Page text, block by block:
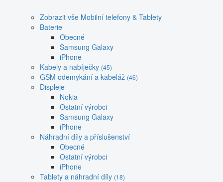
Zobrazit vše Mobilní telefony & Tablety
Baterie
Obecné
Samsung Galaxy
iPhone
Kabely a nabíječky (45)
GSM odemykání a kabeláž (46)
Displeje
Nokia
Ostatní výrobci
Samsung Galaxy
iPhone
Náhradní díly a příslušenství
Obecné
Ostatní výrobci
iPhone
Tablety a náhradní díly (18)